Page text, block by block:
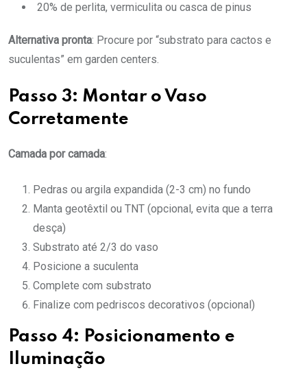
20% de perlita, vermiculita ou casca de pinus
Alternativa pronta: Procure por “substrato para cactos e
suculentas” em garden centers.
Passo 3: Montar o Vaso
Corretamente
Camada por camada:
Pedras ou argila expandida (2-3 cm) no fundo
Manta geotêxtil ou TNT (opcional, evita que a terra
desça)
Substrato até 2/3 do vaso
Posicione a suculenta
Complete com substrato
Finalize com pedriscos decorativos (opcional)
Passo 4: Posicionamento e
Iluminação